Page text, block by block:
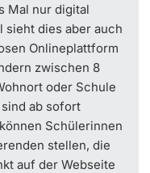
Mal nur digital
sieht dies aber auch
Onlineplattform
zwischen 8
oder Schule
ab sofort
Schülerinnen
stellen, die
auf der Webseite